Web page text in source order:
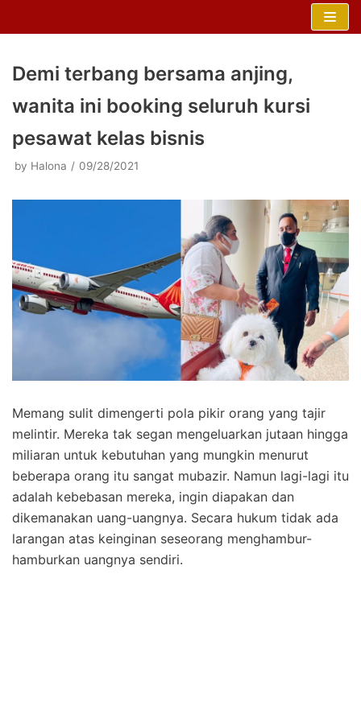
Demi terbang bersama anjing,
wanita ini booking seluruh kursi
pesawat kelas bisnis
by Halona 09/28/2021
Memang sulit dimengerti pola pikir orang yang tajir
melintir. Mereka tak segan mengeluarkan jutaan hingga
miliaran untuk kebutuhan yang mungkin menurut
beberapa orang itu sangat mubazir. Namun lagi-lagi itu
adalah kebebasan mereka, ingin diapakan dan
dikemanakan uang-uangnya. Secara hukum tidak ada
larangan atas keinginan seseorang menghambur-
hamburkan uangnya sendiri.